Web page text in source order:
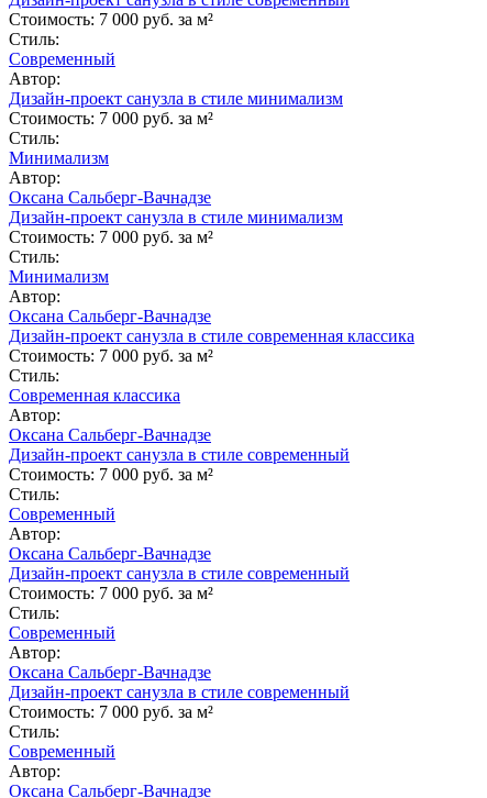
Стоимость: 7 000 руб. за м²
Стиль:
Современный
Автор:
Дизайн-проект санузла в стиле минимализм
Стоимость: 7 000 руб. за м²
Стиль:
Минимализм
Автор:
Оксана Сальберг-Вачнадзе
Дизайн-проект санузла в стиле минимализм
Стоимость: 7 000 руб. за м²
Стиль:
Минимализм
Автор:
Оксана Сальберг-Вачнадзе
Дизайн-проект санузла в стиле современная классика
Стоимость: 7 000 руб. за м²
Стиль:
Современная классика
Автор:
Оксана Сальберг-Вачнадзе
Дизайн-проект санузла в стиле современный
Стоимость: 7 000 руб. за м²
Стиль:
Современный
Автор:
Оксана Сальберг-Вачнадзе
Дизайн-проект санузла в стиле современный
Стоимость: 7 000 руб. за м²
Стиль:
Современный
Автор:
Оксана Сальберг-Вачнадзе
Дизайн-проект санузла в стиле современный
Стоимость: 7 000 руб. за м²
Стиль:
Современный
Автор:
Оксана Сальберг-Вачнадзе